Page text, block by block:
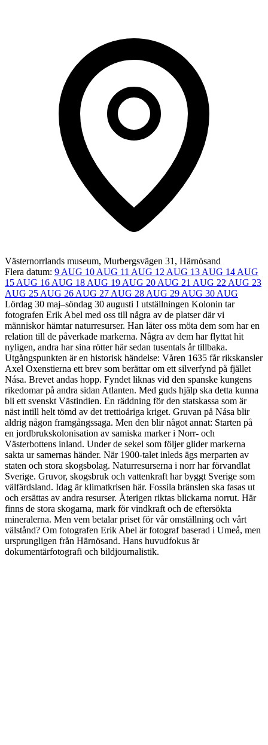
Västernorrlands museum, Murbergsvägen 31, Härnösand
Flera datum: 9 AUG 10 AUG 11 AUG 12 AUG 13 AUG 14 AUG
15 AUG 16 AUG 18 AUG 19 AUG 20 AUG 21 AUG 22 AUG 23
AUG 25 AUG 26 AUG 27 AUG 28 AUG 29 AUG 30 AUG
Lördag 30 maj–söndag 30 augusti I utställningen Kolonin tar
fotografen Erik Abel med oss till några av de platser där vi
människor hämtar naturresurser. Han låter oss möta dem som har en
relation till de påverkade markerna. Några av dem har flyttat hit
nyligen, andra har sina rötter här sedan tusentals år tillbaka.
Utgångspunkten är en historisk händelse: Våren 1635 får rikskansler
Axel Oxenstierna ett brev som berättar om ett silverfynd på fjället
Nása. Brevet andas hopp. Fyndet liknas vid den spanske kungens
rikedomar på andra sidan Atlanten. Med guds hjälp ska detta kunna
bli ett svenskt Västindien. En räddning för den statskassa som är
näst intill helt tömd av det trettioåriga kriget. Gruvan på Nása blir
aldrig någon framgångssaga. Men den blir något annat: Starten på
en jordbrukskolonisation av samiska marker i Norr- och
Västerbottens inland. Under de sekel som följer glider markerna
sakta ur samernas händer. När 1900-talet inleds ägs merparten av
staten och stora skogsbolag. Naturresurserna i norr har förvandlat
Sverige. Gruvor, skogsbruk och vattenkraft har byggt Sverige som
välfärdsland. Idag är klimatkrisen här. Fossila bränslen ska fasas ut
och ersättas av andra resurser. Återigen riktas blickarna norrut. Här
finns de stora skogarna, mark för vindkraft och de eftersökta
mineralerna. Men vem betalar priset för vår omställning och vårt
välstånd? Om fotografen Erik Abel är fotograf baserad i Umeå, men
ursprungligen från Härnösand. Hans huvudfokus är
dokumentärfotografi och bildjournalistik.